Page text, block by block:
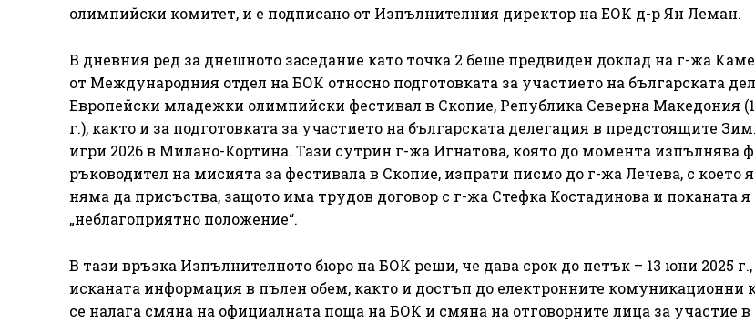
олимпийски комитет, и е подписано от Изпълнителния директор на ЕОК д-р Ян Леман.
В дневния ред за днешното заседание като точка 2 беше предвиден доклад на г-жа
от Международния отдел на БОК относно подготовката за участието на българската
Европейски младежки олимпийски фестивал в Скопие, Република Северна Македония
г.), както и за подготовката за участието на българската делегация в предстоящите
игри 2026 в Милано-Кортина. Тази сутрин г-жа Игнатова, която до момента изпълнява
ръководител на мисията за фестивала в Скопие, изпрати писмо до г-жа Лечева, с което
няма да присъства, защото има трудов договор с г-жа Стефка Костадинова и поканата я
„неблагоприятно положение“.
В тази връзка Изпълнителното бюро на БОК реши, че дава срок до петък – 13 юни 2025
исканата информация в пълен обем, както и достъп до електронните комуникационни
се налага смяна на официалната поща на БОК и смяна на отговорните лица за участие в